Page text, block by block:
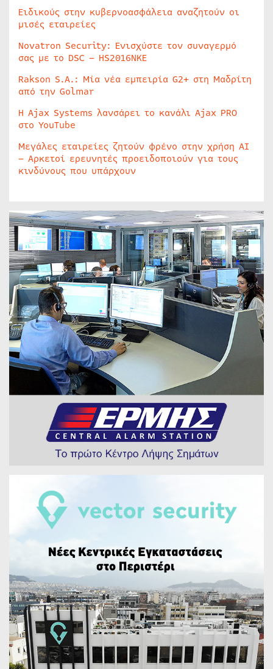
Ειδικούς στην κυβερνοασφάλεια αναζητούν οι
μισές εταιρείες
Novatron Security: Ενισχύστε τον συναγερμό
σας με το DSC – HS2016NKE
Rakson S.A.: Μία νέα εμπειρία G2+ στη Μαδρίτη
από την Golmar
Η Ajax Systems λανσάρει το κανάλι Ajax PRO
στο YouTube
Μεγάλες εταιρείες ζητούν φρένο στην χρήση AI
– Αρκετοί ερευνητές προειδοποιούν για τους
κινδύνους που υπάρχουν